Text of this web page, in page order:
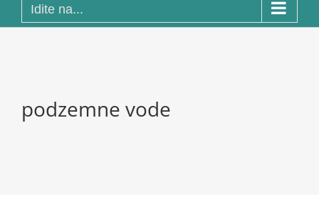
Idite na...
podzemne vode